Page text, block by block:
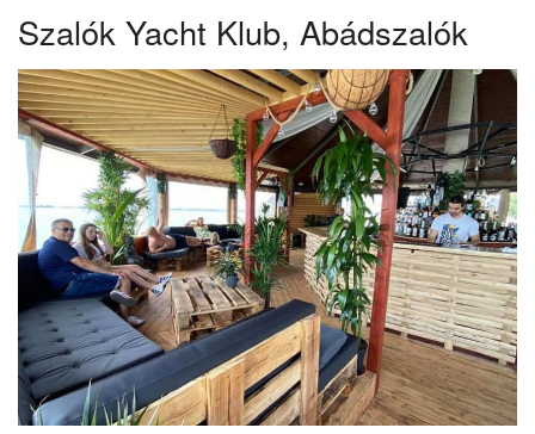
Szalók Yacht Klub, Abádszalók